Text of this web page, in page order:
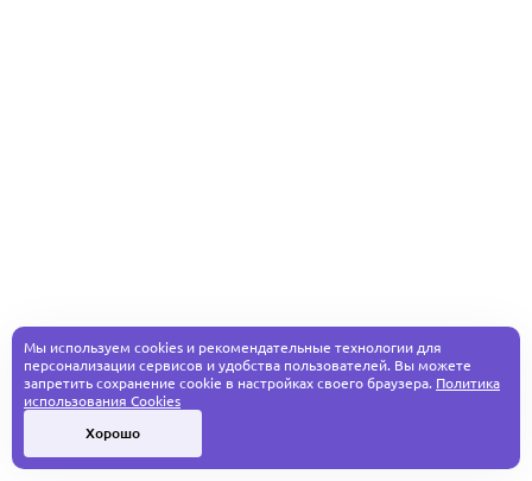
Мы используем cookies и рекомендательные технологии для
персонализации сервисов и удобства пользователей. Вы можете
запретить сохранение cookie в настройках своего браузера. Политика
использования Cookies
Хорошо